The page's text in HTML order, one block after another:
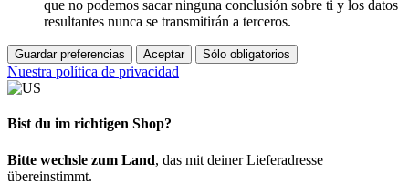
que no podemos sacar ninguna conclusión sobre ti y los datos
resultantes nunca se transmitirán a terceros.
Guardar preferencias Aceptar Sólo obligatorios
Nuestra política de privacidad
Bist du im richtigen Shop?
Bitte wechsle zum Land, das mit deiner Lieferadresse
übereinstimmt.